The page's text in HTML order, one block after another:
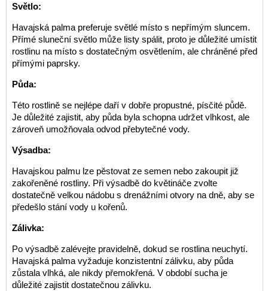
Světlo:
Havajská palma preferuje světlé místo s nepřímým sluncem.
Přímé sluneční světlo může listy spálit, proto je důležité umístit
rostlinu na místo s dostatečným osvětlením, ale chráněné před
přímými paprsky.
Půda:
Této rostlině se nejlépe daří v dobře propustné, písčité půdě.
Je důležité zajistit, aby půda byla schopna udržet vlhkost, ale
zároveň umožňovala odvod přebytečné vody.
Výsadba:
Havajskou palmu lze pěstovat ze semen nebo zakoupit již
zakořeněné rostliny. Při výsadbě do květináče zvolte
dostatečně velkou nádobu s drenážními otvory na dně, aby se
předešlo stání vody u kořenů.
Zálivka:
Po výsadbě zalévejte pravidelně, dokud se rostlina neuchytí.
Havajská palma vyžaduje konzistentní zálivku, aby půda
zůstala vlhká, ale nikdy přemokřená. V období sucha je
důležité zajistit dostatečnou zálivku.